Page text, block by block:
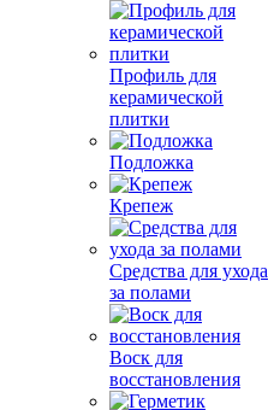
Профиль для
керамической
плитки
Подложка
Крепеж
Средства для ухода
за полами
Воск для
восстановления